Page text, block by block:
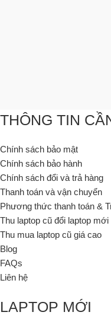
THÔNG TIN
Chính sách bảo mật
Chính sách bảo hành
Chính sách đổi và trả hàng
Thanh toán và vận chuyển
Phương thức thanh toán &
Thu laptop cũ đổi laptop mới
Thu mua laptop cũ giá cao
Blog
FAQs
Liên hệ
LAPTOP MỚI